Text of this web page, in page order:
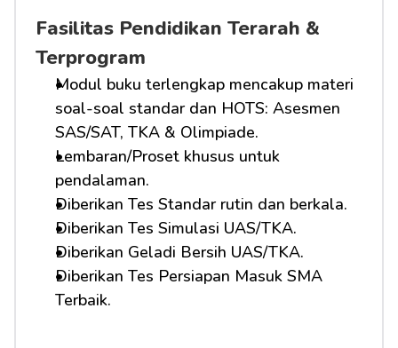
Fasilitas Pendidikan Terarah &
Terprogram
Modul buku terlengkap mencakup materi
soal-soal standar dan HOTS: Asesmen
SAS/SAT, TKA & Olimpiade.
Lembaran/Proset khusus untuk
pendalaman.
Diberikan Tes Standar rutin dan berkala.
Diberikan Tes Simulasi UAS/TKA.
Diberikan Geladi Bersih UAS/TKA.
Diberikan Tes Persiapan Masuk SMA
Terbaik.